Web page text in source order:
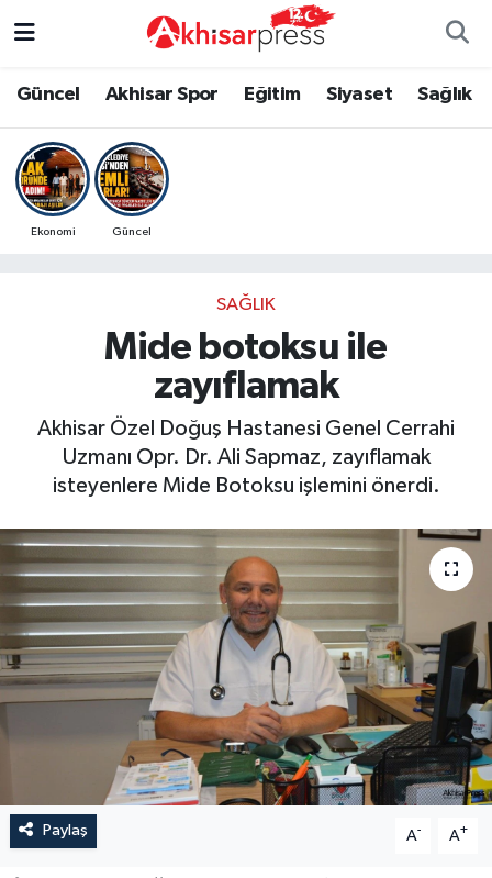
Güncel Akhisar Spor Eğitim Siyaset Sağlık
Ekonomi Güncel
SAĞLIK
Mide botoksu ile
zayıflamak
Akhisar Özel Doğuş Hastanesi Genel Cerrahi
Uzmanı Opr. Dr. Ali Sapmaz, zayıflamak
isteyenlere Mide Botoksu işlemini önerdi.
Paylaş A- A+
Güncel
Akhisar Spor
Eğitim
Ekonomi
Tarım-Gıda
Kültür-Sanat
Magazin
Duyurular
Magazin
Kültür-Sanat
Duyurular
Röportaj
Dünya
Yaşam
Kadın
Teknoloji
Yerel Haber
Akhisar Emlak
Etiketler
Güncel
Eğitim
Siyaset
Ekonomi
Magazin
Kültür-Sanat
Duyurular
Tarım-Gıda
Sektörel
Röportaj
Yaşam
Manisa Nöbetçi Eczaneler
Manisa Hava Durumu
Manisa Namaz Vakitleri
Süper Lig Puan Durumu ve Fikstür
Tüm Manşetler
Son Dakika Haberleri
Haber Arşivi